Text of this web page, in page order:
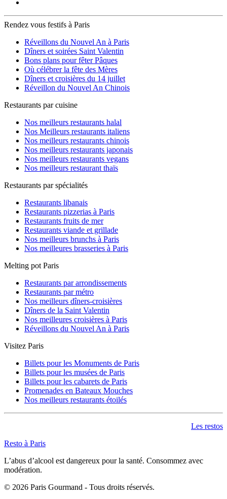
Rendez vous festifs à Paris
Réveillons du Nouvel An à Paris
Dîners et soirées Saint Valentin
Bons plans pour fêter Pâques
Où célébrer la fête des Mères
Dîners et croisières du 14 juillet
Réveillon du Nouvel An Chinois
Restaurants par cuisine
Nos meilleurs restaurants halal
Nos Meilleurs restaurants italiens
Nos meilleurs restaurants chinois
Nos meilleurs restaurants japonais
Nos meilleurs restaurants vegans
Nos meilleurs restaurant thaïs
Restaurants par spécialités
Restaurants libanais
Restaurants pizzerias à Paris
Restaurants fruits de mer
Restaurants viande et grillade
Nos meilleurs brunchs à Paris
Nos meilleures brasseries à Paris
Melting pot Paris
Restaurants par arrondissements
Restaurants par métro
Nos meilleurs dîners-croisières
Dîners de la Saint Valentin
Nos meilleures croisières à Paris
Réveillons du Nouvel An à Paris
Visitez Paris
Billets pour les Monuments de Paris
Billets pour les musées de Paris
Billets pour les cabarets de Paris
Promenades en Bateaux Mouches
Nos meilleurs restaurants étoilés
Les restos
Resto à Paris
L’abus d’alcool est dangereux pour la santé. Consommez avec
modération.
© 2026 Paris Gourmand - Tous droits réservés.